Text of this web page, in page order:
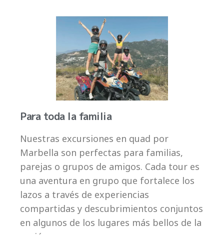
Para toda la familia
Nuestras excursiones en quad por
Marbella son perfectas para familias,
parejas o grupos de amigos. Cada tour es
una aventura en grupo que fortalece los
lazos a través de experiencias
compartidas y descubrimientos conjuntos
en algunos de los lugares más bellos de la